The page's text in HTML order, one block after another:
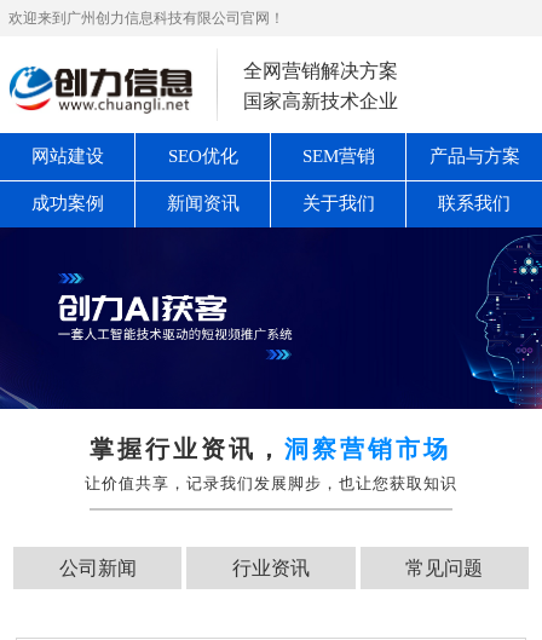
欢迎来到广州创力信息科技有限公司官网！
全网营销解决方案
国家高新技术企业
网站建设 SEO优化 SEM营销 产品与方案
成功案例 新闻资讯 关于我们 联系我们
掌握行业资讯，洞察营销市场
让价值共享，记录我们发展脚步，也让您获取知识
公司新闻 行业资讯 常见问题